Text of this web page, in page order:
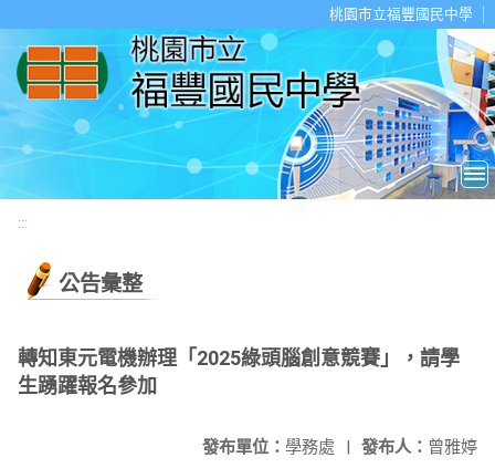
桃園市立福豐國民中學
:::
公告彙整
轉知東元電機辦理「2025綠頭腦創意競賽」，請學
生踴躍報名參加
發布人： 曾雅婷
發布單位： 學務處 |